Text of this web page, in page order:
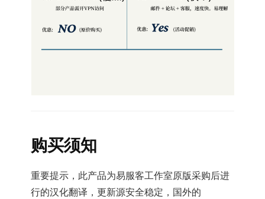
购买须知
重要提示，此产品为易服客工作室原版采购后进
行的汉化翻译，更新源安全稳定，国外的